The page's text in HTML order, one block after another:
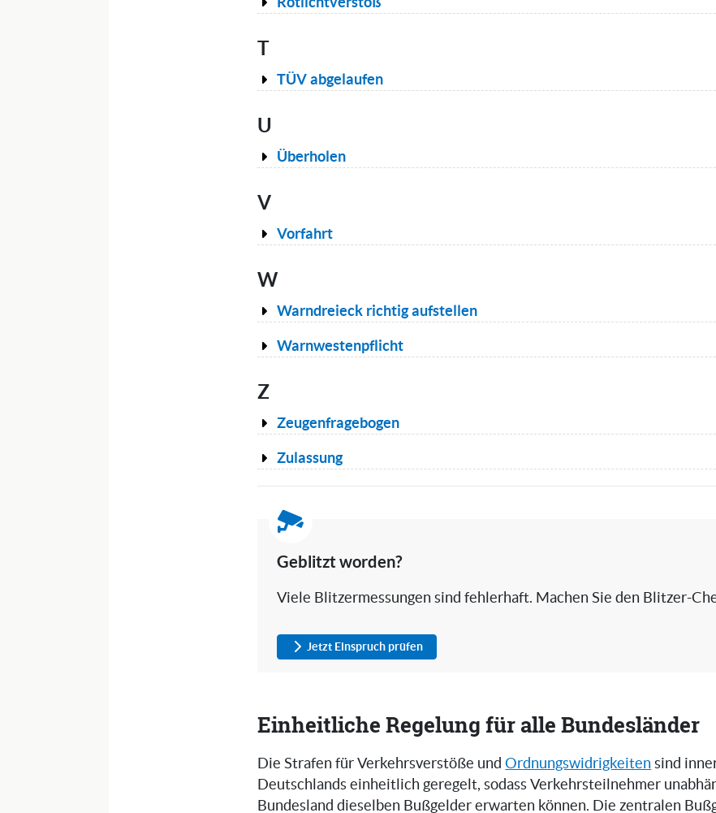
T
TÜV abgelaufen
U
Überholen
V
Vorfahrt
W
Warndreieck richtig aufstellen
Warnwestenpflicht
Z
Zeugenfragebogen
Zulassung
Geblitzt worden?
Viele Blitzermessungen sind fehlerhaft. Machen Sie den Blitzer-
Jetzt Einspruch prüfen
Einheitliche Regelung für alle Bundesländer
Die Strafen für Verkehrsverstöße undOrdnungswidrigkeiten sind
Deutschlands einheitlich geregelt, sodass Verkehrsteilnehmer
Bundesland dieselben Bußgelder erwarten können. Die zentralen